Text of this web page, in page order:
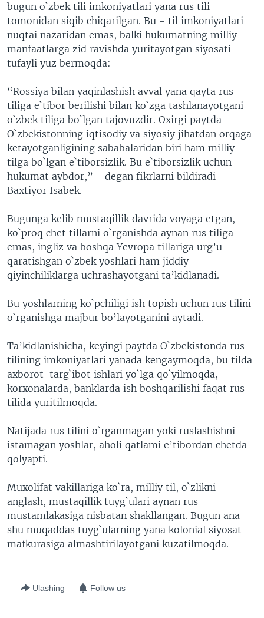
bugun o`zbek tili imkoniyatlari yana rus tili
tomonidan siqib chiqarilgan. Bu - til imkoniyatlari
nuqtai nazaridan emas, balki hukumatning milliy
manfaatlarga zid ravishda yuritayotgan siyosati
tufayli yuz bermoqda:
“Rossiya bilan yaqinlashish avval yana qayta rus
tiliga e`tibor berilishi bilan ko`zga tashlanayotgani
o`zbek tiliga bo`lgan tajovuzdir. Oxirgi paytda
O`zbekistonning iqtisodiy va siyosiy jihatdan orqaga
ketayotganligining sababalaridan biri ham milliy
tilga bo`lgan e`tiborsizlik. Bu e`tiborsizlik uchun
hukumat aybdor,” - degan fikrlarni bildiradi
Baxtiyor Isabek.
Bugunga kelib mustaqillik davrida voyaga etgan,
ko`proq chet tillarni o`rganishda aynan rus tiliga
emas, ingliz va boshqa Yevropa tillariga urg’u
qaratishgan o`zbek yoshlari ham jiddiy
qiyinchiliklarga uchrashayotgani ta’kidlanadi.
Bu yoshlarning ko`pchiligi ish topish uchun rus tilini
o`rganishga majbur bo’layotganini aytadi.
Ta’kidlanishicha, keyingi paytda O`zbekistonda rus
tilining imkoniyatlari yanada kengaymoqda, bu tilda
axborot-targ`ibot ishlari yo`lga qo`yilmoqda,
korxonalarda, banklarda ish boshqarilishi faqat rus
tilida yuritilmoqda.
Natijada rus tilini o`rganmagan yoki ruslashishni
istamagan yoshlar, aholi qatlami e’tibordan chetda
qolyapti.
Muxolifat vakillariga ko`ra, milliy til, o`zlikni
anglash, mustaqillik tuyg`ulari aynan rus
mustamlakasiga nisbatan shakllangan. Bugun ana
shu muqaddas tuyg`ularning yana kolonial siyosat
mafkurasiga almashtirilayotgani kuzatilmoqda.
Ulashing Follow us